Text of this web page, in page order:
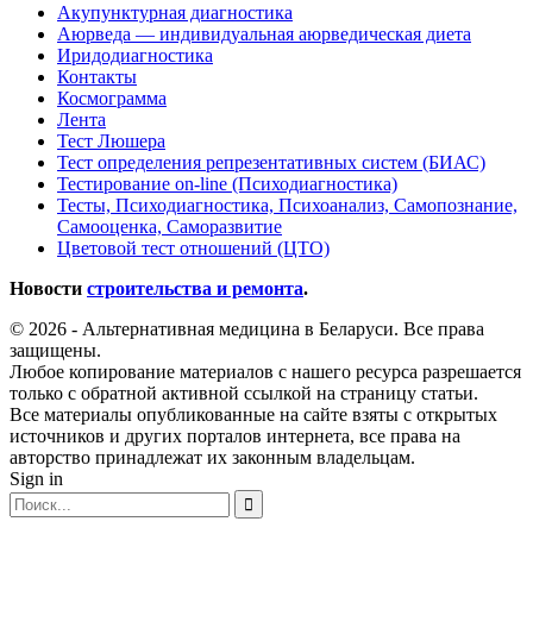
Акупунктурная диагностика
Аюрведа — индивидуальная аюрведическая диета
Иридодиагностика
Контакты
Космограмма
Лента
Тест Люшера
Тест определения репрезентативных систем (БИАС)
Тестирование on-line (Психодиагностика)
Тесты, Психодиагностика, Психоанализ, Самопознание,
Самооценка, Саморазвитие
Цветовой тест отношений (ЦТО)
Новости строительства и ремонта.
© 2026 - Альтернативная медицина в Беларуси. Все права
защищены.
Любое копирование материалов с нашего ресурса разрешается
только с обратной активной ссылкой на страницу статьи.
Все материалы опубликованные на сайте взяты с открытых
источников и других порталов интернета, все права на
авторство принадлежат их законным владельцам.
Sign in